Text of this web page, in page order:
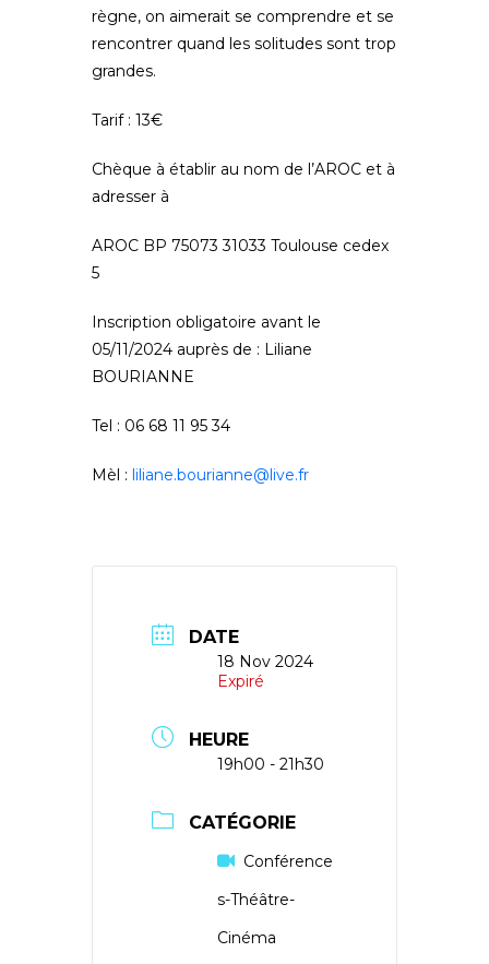
règne, on aimerait se comprendre et se
rencontrer quand les solitudes sont trop
grandes.
Tarif : 13€
Chèque à établir au nom de l’AROC et à
adresser à
AROC BP 75073 31033 Toulouse cedex
5
Inscription obligatoire avant le
05/11/2024 auprès de : Liliane
BOURIANNE
Tel : 06 68 11 95 34
Mèl : liliane.bourianne@live.fr
DATE
18 Nov 2024
Expiré
HEURE
19h00 - 21h30
CATÉGORIE
Conférence
s-Théâtre-
Cinéma